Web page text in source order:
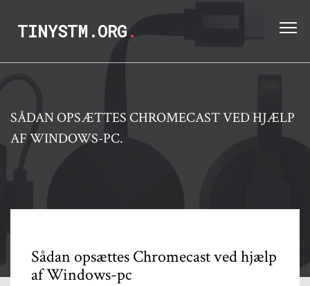
TINYSTM.ORG.
SÅDAN OPSÆTTES CHROMECAST VED HJÆLP
AF WINDOWS-PC.
Sådan opsættes Chromecast ved hjælp
af Windows-pc